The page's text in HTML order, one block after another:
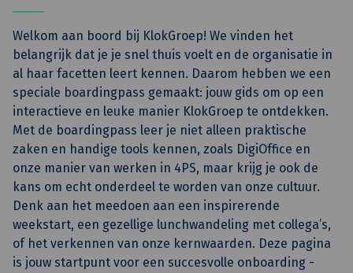
Welkom aan boord bij KlokGroep! We vinden het
belangrijk dat je je snel thuis voelt en de organisatie in
al haar facetten leert kennen. Daarom hebben we een
speciale boardingpass gemaakt: jouw gids om op een
interactieve en leuke manier KlokGroep te ontdekken.
Met de boardingpass leer je niet alleen praktische
zaken en handige tools kennen, zoals DigiOffice en
onze manier van werken in 4PS, maar krijg je ook de
kans om echt onderdeel te worden van onze cultuur.
Denk aan het meedoen aan een inspirerende
weekstart, een gezellige lunchwandeling met collega’s,
of het verkennen van onze kernwaarden. Deze pagina
is jouw startpunt voor een succesvolle onboarding -